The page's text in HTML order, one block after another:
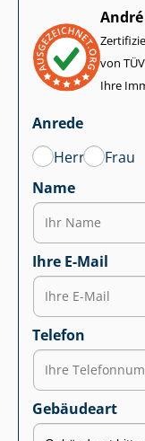
von
Ihre
Anrede
Herr
Frau
Name
Ihre E-Mail
Telefon
Gebäudeart